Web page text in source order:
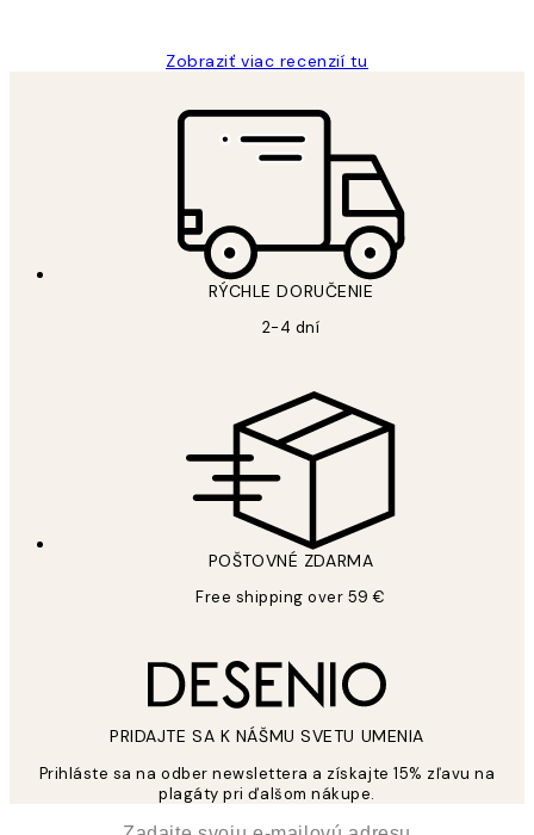
Zobraziť viac recenzií tu
RÝCHLE DORUČENIE
2-4 dní
POŠTOVNÉ ZDARMA
Free shipping over 59 €
PRIDAJTE SA K NÁŠMU SVETU UMENIA
Prihláste sa na odber newslettera a získajte 15% zľavu na
plagáty pri ďalšom nákupe.